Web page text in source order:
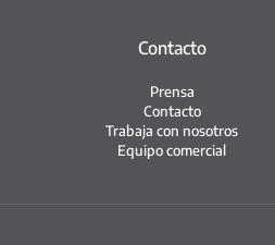
Contacto
Prensa
Contacto
Trabaja con nosotros
Equipo comercial